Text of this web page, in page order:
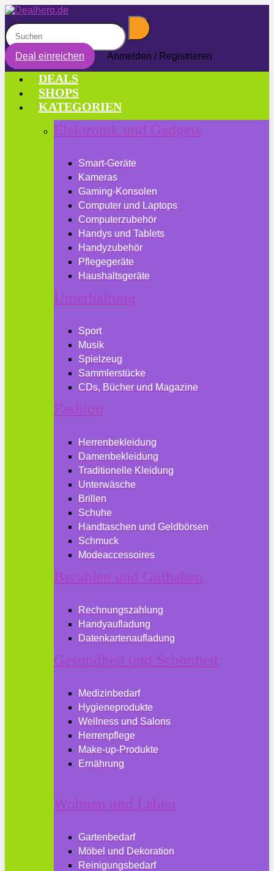
Deal einreichen Anmelden / Registrieren
DEALS
SHOPS
KATEGORIEN
Elektronik und Gadgets
Smart-Geräte
Kameras
Gaming-Konsolen
Computer und Laptops
Computerzubehör
Handys und Tablets
Handyzubehör
Pflegegeräte
Haushaltsgeräte
Unterhaltung
Sport
Musik
Spielzeug
Sammlerstücke
CDs, Bücher und Magazine
Fashion
Herrenbekleidung
Damenbekleidung
Traditionelle Kleidung
Unterwäsche
Brillen
Schuhe
Handtaschen und Geldbörsen
Schmuck
Modeaccessoires
Bezahlen und Guthaben
Rechnungszahlung
Handyaufladung
Datenkartenaufladung
Gesundheit und Schönheit
Medizinbedarf
Hygieneprodukte
Wellness und Salons
Herrenpflege
Make-up-Produkte
Ernährung
Wohnen und Leben
Gartenbedarf
Möbel und Dekoration
Reinigungsbedarf